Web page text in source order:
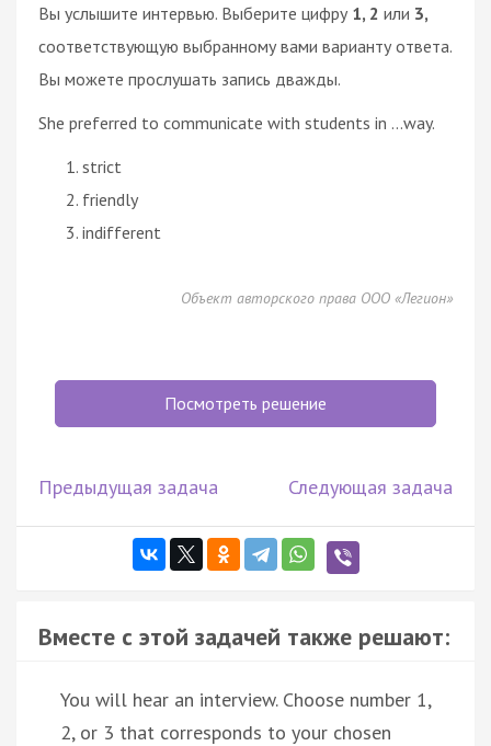
Вы услышите интервью. Выберите цифру 1, 2 или 3,
соответствующую выбранному вами варианту ответа.
Вы можете прослушать запись дважды.
She preferred to communicate with students in ...way.
strict
friendly
indifferent
Объект авторского права ООО «Легион»
Посмотреть решение
Предыдущая задача Следующая задача
Вместе с этой задачей также решают:
You will hear an interview. Choose number 1,
2, or 3 that corresponds to your chosen